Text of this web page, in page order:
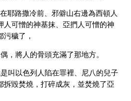
耶路撒冷前、邪僻山右邊為西頓人
人可憎的神基抹、亞捫人可憎的神
穢了，
，將人的骨頭充滿了那地方。
叫以色列人陷在罪裡、尼八的兒子
拆毀焚燒，打碎成灰，並焚燒了亞